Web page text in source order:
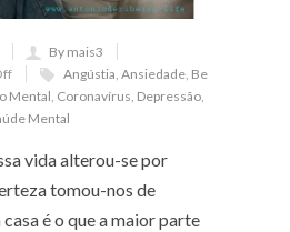
By mais3
Angústia, Ansiedade, Be
Mental, Coronavírus, Depressão,
Mental
vida alterou-se por
tomou-nos de
é o que a maior parte